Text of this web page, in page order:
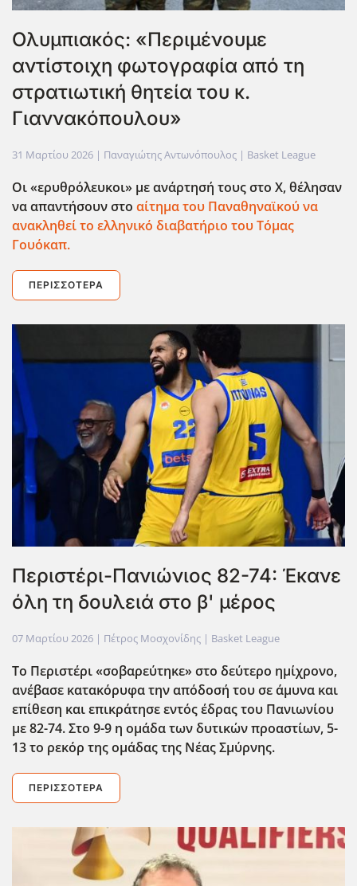
Ολυμπιακός: «Περιμένουμε
αντίστοιχη φωτογραφία από τη
στρατιωτική θητεία του κ.
Γιαννακόπουλου»
31 Μαρτίου 2026 | Παναγιώτης Αντωνόπουλος | Basket League
Οι «ερυθρόλευκοι» με ανάρτησή τους στο X, θέλησαν
να απαντήσουν στο αίτημα του Παναθηναϊκού να
ανακληθεί το ελληνικό διαβατήριο του Τόμας
Γουόκαπ.
ΠΕΡΙΣΣΌΤΕΡΑ
Περιστέρι-Πανιώνιος 82-74: Έκανε
όλη τη δουλειά στο β' μέρος
07 Μαρτίου 2026 | Πέτρος Μοσχονίδης | Basket League
Το Περιστέρι «σοβαρεύτηκε» στο δεύτερο ημίχρονο,
ανέβασε κατακόρυφα την απόδοσή του σε άμυνα και
επίθεση και επικράτησε εντός έδρας του Πανιωνίου
με 82-74. Στο 9-9 η ομάδα των δυτικών προαστίων, 5-
13 το ρεκόρ της ομάδας της Νέας Σμύρνης.
ΠΕΡΙΣΣΌΤΕΡΑ